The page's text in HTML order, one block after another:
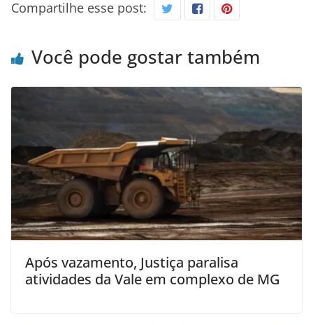
Compartilhe esse post:
Você pode gostar também
Após vazamento, Justiça paralisa
atividades da Vale em complexo de MG